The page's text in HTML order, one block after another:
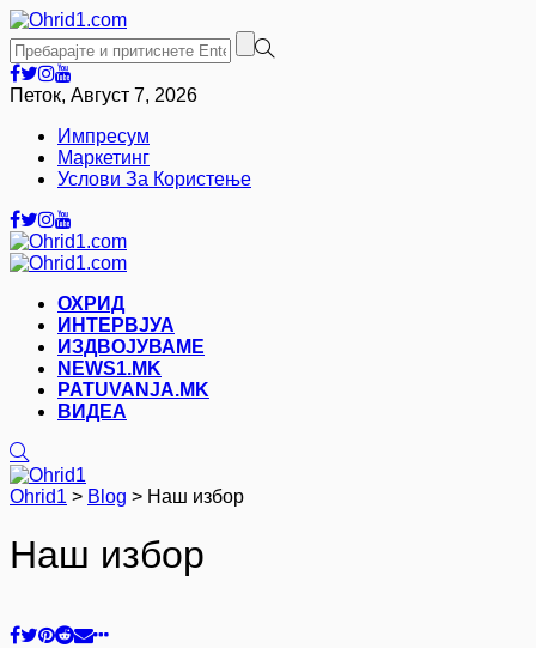
Петок, Август 7, 2026
Импресум
Маркетинг
Услови За Користење
ОХРИД
ИНТЕРВЈУА
ИЗДВОЈУВАМЕ
NEWS1.MK
PATUVANJA.MK
ВИДЕА
Ohrid1 > Blog > Наш избор
Наш избор